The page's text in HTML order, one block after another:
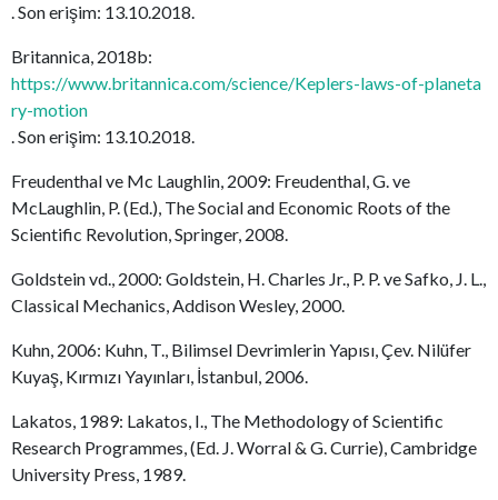
. Son erişim: 13.10.2018.
Britannica, 2018b:
https://www.britannica.com/science/Keplers-laws-of-planeta
ry-motion
. Son erişim: 13.10.2018.
Freudenthal ve Mc Laughlin, 2009: Freudenthal, G. ve
McLaughlin, P. (Ed.), The Social and Economic Roots of the
Scientific Revolution, Springer, 2008.
Goldstein vd., 2000: Goldstein, H. Charles Jr., P. P. ve Safko, J. L.,
Classical Mechanics, Addison Wesley, 2000.
Kuhn, 2006: Kuhn, T., Bilimsel Devrimlerin Yapısı, Çev. Nilüfer
Kuyaş, Kırmızı Yayınları, İstanbul, 2006.
Lakatos, 1989: Lakatos, I., The Methodology of Scientific
Research Programmes, (Ed. J. Worral & G. Currie), Cambridge
University Press, 1989.